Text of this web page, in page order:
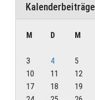
Kalenderbeiträge
M D M
3
4 5
10
11 12
17
18 19